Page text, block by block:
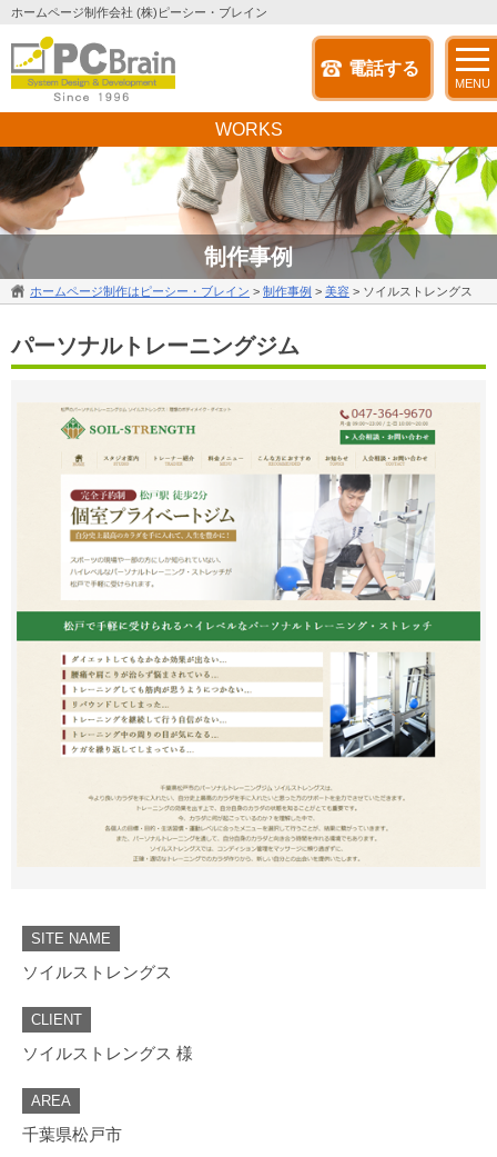
ホームページ制作会社 (株)ピーシー・ブレイン
電話する
MENU
制作事例
WORKS
ホームページ制作はピーシー・ブレイン > 制作事例 > 美容 > ソイルストレングス
パーソナルトレーニングジム
SITE NAME
ソイルストレングス
CLIENT
ソイルストレングス 様
AREA
千葉県松戸市